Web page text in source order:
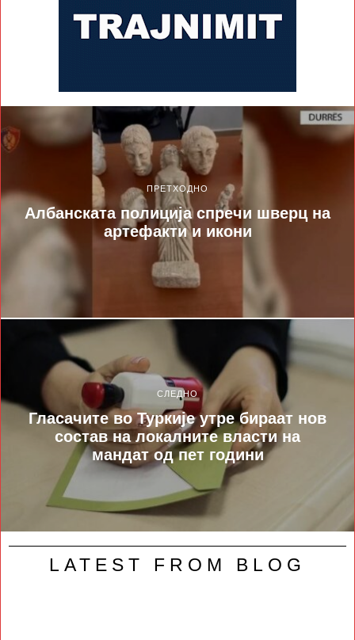
ПРЕТХОДНО
Албанската полиција спречи шверц на
артефакти и икони
СЛЕДНО
Гласачите во Туркије утре бираат нов
состав на локалните власти на
мандат од пет години
LATEST FROM BLOG